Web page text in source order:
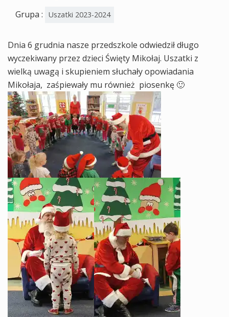
Grupa : Uszatki 2023-2024
Dnia 6 grudnia nasze przedszkole odwiedził długo
wyczekiwany przez dzieci Święty Mikołaj. Uszatki z
wielką uwagą i skupieniem słuchały opowiadania
Mikołaja, zaśpiewały mu również piosenkę 🙂